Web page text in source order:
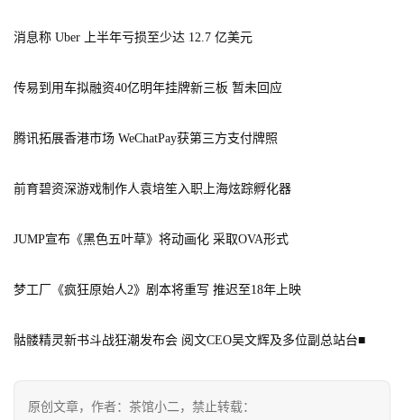
中
(
)
消息称 Uber 上半年亏损至少达 12.7 亿美元
传易到用车拟融资40亿明年挂牌新三板 暂未回应
腾讯拓展香港市场 WeChatPay获第三方支付牌照
前育碧资深游戏制作人袁培笙入职上海炫踪孵化器
JUMP宣布《黑色五叶草》将动画化 采取OVA形式
梦工厂《疯狂原始人2》剧本将重写 推迟至18年上映
骷髅精灵新书斗战狂潮发布会 阅文CEO吴文辉及多位副总站台■
原创文章，作者：茶馆小二，禁止转载：